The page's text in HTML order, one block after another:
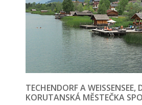
TECHENDORF A WEISSENSEE,
KORUTANSKÁ MĚSTEČKA